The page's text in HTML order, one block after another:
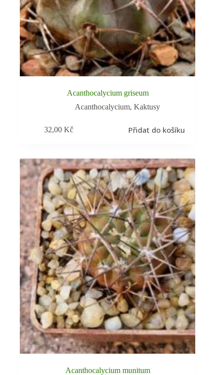
Acanthocalycium griseum
Acanthocalycium,Kaktusy
32,00Kč Přidat do košíku
Acanthocalycium munitum